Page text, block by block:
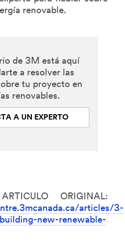
renovable.
de 3M está aquí
a resolver las
tu proyecto en
renovables.
A UN EXPERTO
ORIGINAL:
articles/3-
new-renewable-